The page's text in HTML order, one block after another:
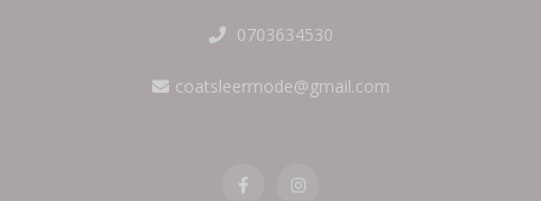
0703634530
coatsleermode@gmail.com